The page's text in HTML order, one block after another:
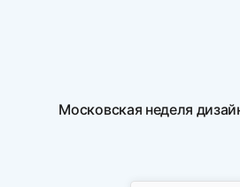
Московская неделя